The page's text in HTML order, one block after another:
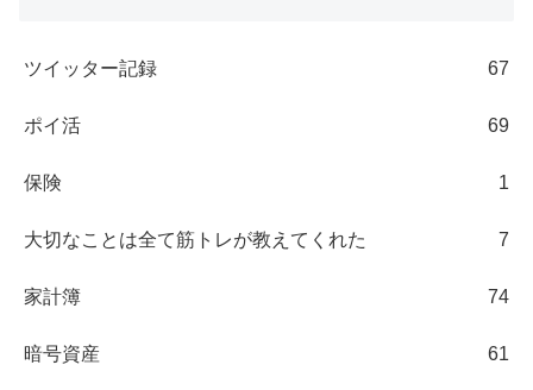
ツイッター記録 67
ポイ活 69
保険 1
大切なことは全て筋トレが教えてくれた 7
家計簿 74
暗号資産 61